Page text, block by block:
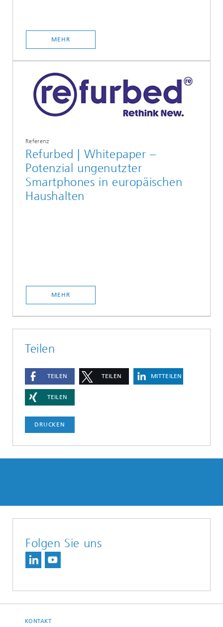
MEHR
Referenz
Refurbed | Whitepaper –
Potenzial ungenutzter
Smartphones in europäischen
Haushalten
MEHR
Teilen
TEILEN TEILEN MITTEILEN
TEILEN
DRUCKEN
Folgen Sie uns
KONTAKT